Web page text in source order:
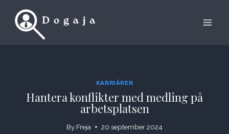
KARRIÄRER
Hantera konflikter med medling på
arbetsplatsen
By Freja 20 september 2024